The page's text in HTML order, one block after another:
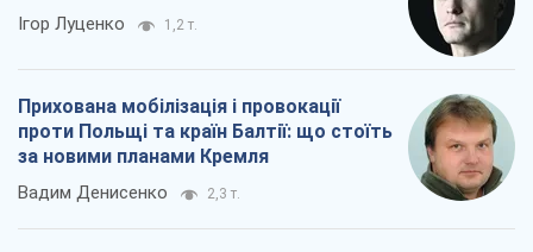
Ігор Луценко 1,2 т.
Прихована мобілізація і провокації
проти Польщі та країн Балтії: що стоїть
за новими планами Кремля
Вадим Денисенко 2,3 т.